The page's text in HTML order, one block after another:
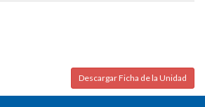
Descargar Ficha de la Unidad